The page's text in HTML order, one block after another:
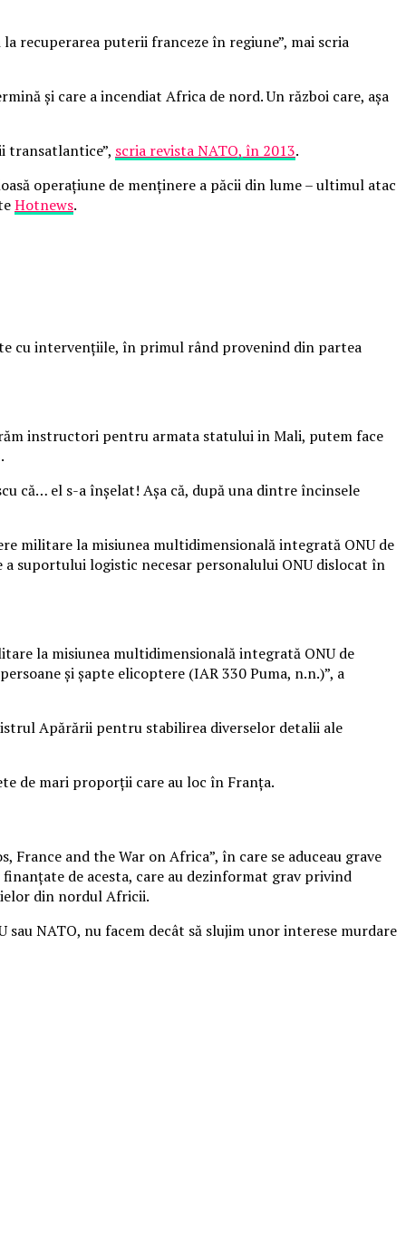
recuperarea puterii franceze în regiune”, mai scria
și care a incendiat Africa de nord. Un război care, așa
transatlantice”, scria revista NATO, în 2013.
operațiune de menținere a păcii din lume – ultimul atac
Hotnews.
cu intervenţiile, în primul rând provenind din partea
instructori pentru armata statului in Mali, putem face
că… el s-a înșelat! Așa că, după una dintre încinsele
militare la misiunea multidimensională integrată ONU de
suportului logistic necesar personalului ONU dislocat în
la misiunea multidimensională integrată ONU de
și șapte elicoptere (IAR 330 Puma, n.n.)”, a
Apărării pentru stabilirea diverselor detalii ale
de mari proporții care au loc în Franța.
France and the War on Africa”, în care se aduceau grave
de acesta, care au dezinformat grav privind
din nordul Africii.
NATO, nu facem decât să slujim unor interese murdare